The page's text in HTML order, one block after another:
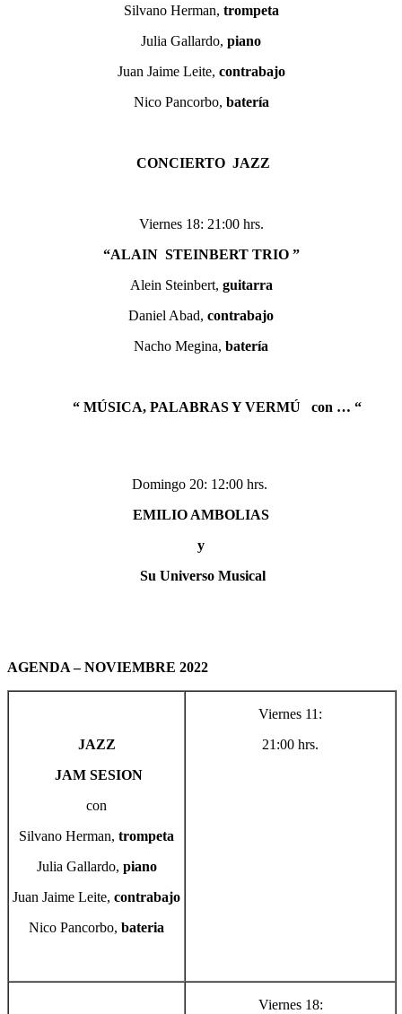
Silvano Herman, trompeta
Julia Gallardo, piano
Juan Jaime Leite, contrabajo
Nico Pancorbo, batería
CONCIERTO JAZZ
Viernes 18: 21:00 hrs.
“ALAIN STEINBERT TRIO ”
Alein Steinbert, guitarra
Daniel Abad, contrabajo
Nacho Megina, batería
“ MÚSICA, PALABRAS Y VERMÚ con … “
Domingo 20: 12:00 hrs.
EMILIO AMBOLIAS
y
Su Universo Musical
AGENDA – NOVIEMBRE 2022
JAZZ
JAM SESION
con
Silvano Herman, trompeta
Julia Gallardo, piano
Juan Jaime Leite, contrabajo
Nico Pancorbo, bateria
Viernes 11:
21:00 hrs.
Viernes 18: